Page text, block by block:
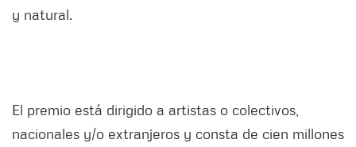
y natural.
El premio está dirigido a artistas o colectivos,
nacionales y/o extranjeros y consta de cien millones